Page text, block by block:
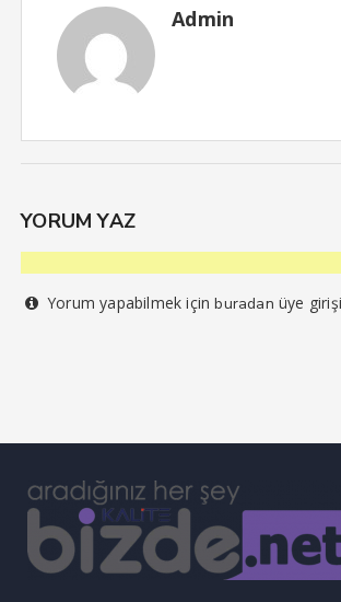
Admin
YORUM YAZ
Yorum yapabilmek içinburadan üye girişi